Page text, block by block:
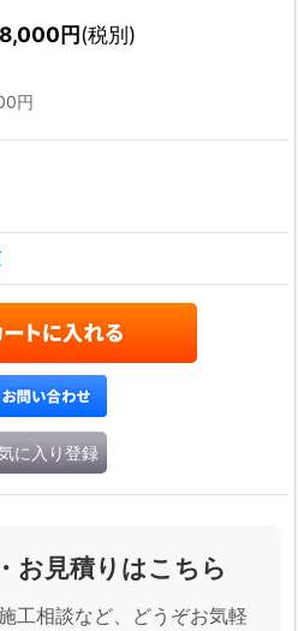
8,000円(税別)
円
に入り登録
お見積りはこちら
工相談など、どうぞお気軽